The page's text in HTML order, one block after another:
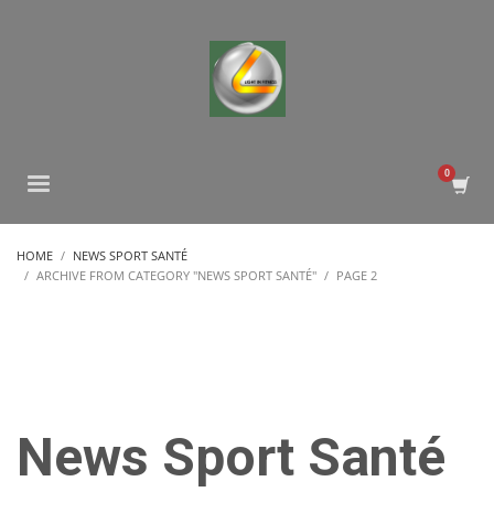
HOME
NEWS SPORT SANTÉ
ARCHIVE FROM CATEGORY "NEWS SPORT SANTÉ"
PAGE 2
News Sport Santé